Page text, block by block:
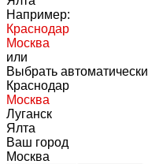
Например:
Краснодар
Москва
или
Выбрать автоматически
Краснодар
Москва
Луганск
Ялта
Ваш город
Москва